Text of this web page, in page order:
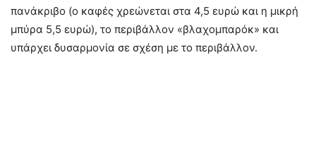
πανάκριβο (ο καφές χρεώνεται στα 4,5 ευρώ και η μικρή
μπύρα 5,5 ευρώ), το περιβάλλον «βλαχομπαρόκ» και
υπάρχει δυσαρμονία σε σχέση με το περιβάλλον.